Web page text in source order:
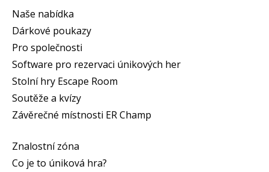
Naše nabídka
Dárkové poukazy
Pro společnosti
Software pro rezervaci únikových her
Stolní hry Escape Room
Soutěže a kvízy
Závěrečné místnosti ER Champ
Znalostní zóna
Co je to úniková hra?